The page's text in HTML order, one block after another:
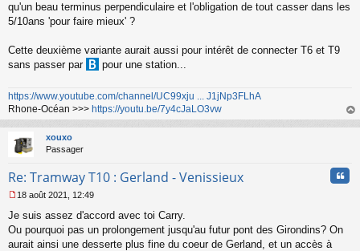
u
qu'un beau terminus perpendiculaire et l'obligation de tout casser dans les
5/10ans 'pour faire mieux' ?
Cette deuxième variante aurait aussi pour intérêt de connecter T6 et T9
sans passer par
pour une station...
https://www.youtube.com/channel/UC99xju ... J1jNp3FLhA
Rhone-Océan >>> https://youtu.be/7y4cJaLO3vw
au
xouxo
Passager
Re: Tramway T10 : Gerland - Venissieux
e
s
18 août 2021, 12:49
Je suis assez d'accord avec toi Carry.
Ou pourquoi pas un prolongement jusqu'au futur pont des Girondins? On
aurait ainsi une desserte plus fine du coeur de Gerland, et un accès à